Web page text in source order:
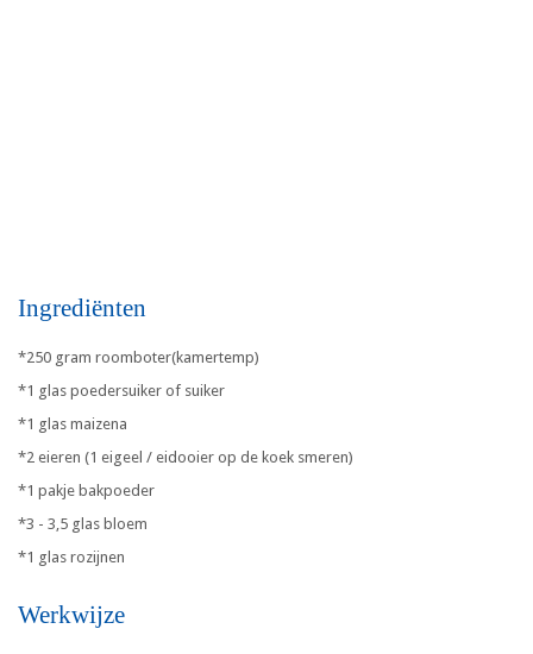
Ingrediënten
*250 gram roomboter(kamertemp)
*1 glas poedersuiker of suiker
*1 glas maizena
*2 eieren (1 eigeel / eidooier op de koek smeren)
*1 pakje bakpoeder
*3 - 3,5 glas bloem
*1 glas rozijnen
Werkwijze